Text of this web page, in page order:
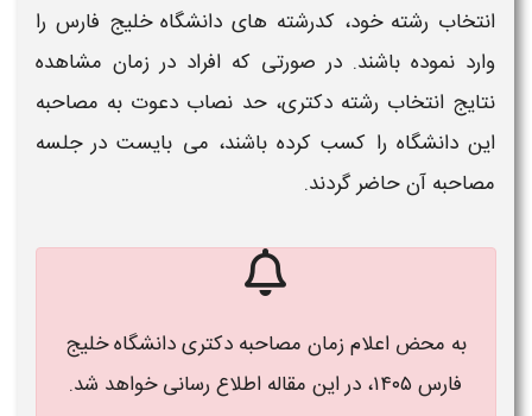
انتخاب رشته خود، کدرشته های دانشگاه خلیج فارس را
وارد نموده باشند. در صورتی که افراد در زمان مشاهده
نتایج انتخاب رشتهدکتری، حد نصاب دعوت به مصاحبه
ایندانشگاه را کسب کرده باشند، می بایست در جلسه
مصاحبه آن حاضر گردند.
به محض اعلام زمان مصاحبه دکتری دانشگاه خلیج
فارس ۱۴۰۵،
در این مقاله اطلاع رسانی خواهد شد.